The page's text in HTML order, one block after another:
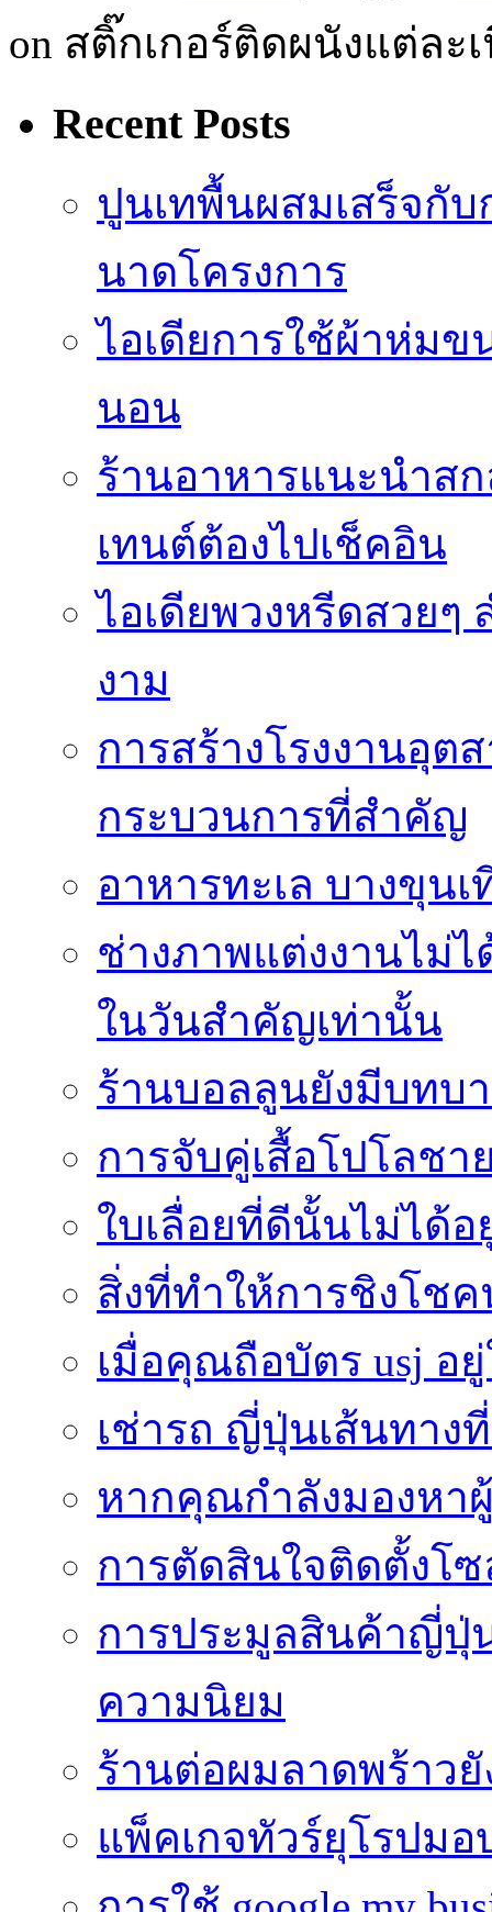
on สติ๊กเกอร์ติดผนังแต่ละ
Recent Posts
ปูนเทพื้นผสมเสร็จกั
นาดโครงการ
ไอเดียการใช้ผ้าห่ม
นอน
ร้านอาหารแนะนำส
เทนต์ต้องไปเช็คอิน
ไอเดียพวงหรีดสวยๆ
งาม
การสร้างโรงงานอุต
กระบวนการที่สำคัญ
อาหารทะเล บางขุน
ช่างภาพแต่งงานไม่
ในวันสำคัญเท่านั้น
ร้านบอลลูนยังมีบทบ
การจับคู่เสื้อโปโลชา
ใบเลื่อยที่ดีนั้นไม่ได้
สิ่งที่ทำให้การชิงโช
เมื่อคุณถือบัตร usj อ
เช่ารถ ญี่ปุ่นเส้นทาง
หากคุณกำลังมองหา
การตัดสินใจติดตั้งโซ
การประมูลสินค้าญี่ปุ่
ความนิยม
ร้านต่อผมลาดพร้าว
แพ็คเกจทัวร์ยุโรปม